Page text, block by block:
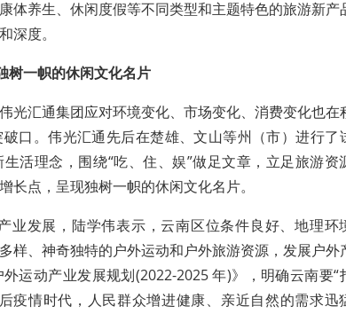
体养生、休闲度假等不同类型和主题特色的旅游新产
深度。
树一帜的休闲文化名片
光汇通集团应对环境变化、市场变化、消费变化也在
口。伟光汇通先后在楚雄、文山等州（市）进行了
活理念，围绕“吃、住、娱”做足文章，立足旅游资
长点，呈现独树一帜的休闲文化名片。
业发展，陆学伟表示，云南区位条件良好、地理环
样、神奇独特的户外运动和户外旅游资源，发展户外
运动产业发展规划(2022-2025 年)》，明确云南要“
后疫情时代，人民群众增进健康、亲近自然的需求迅